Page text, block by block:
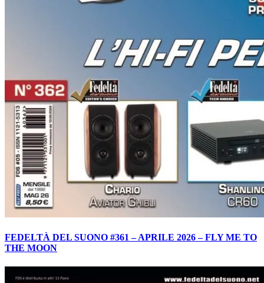
FEDELTÀ DEL SUONO #361 – APRILE 2026 – FLY ME TO
THE MOON